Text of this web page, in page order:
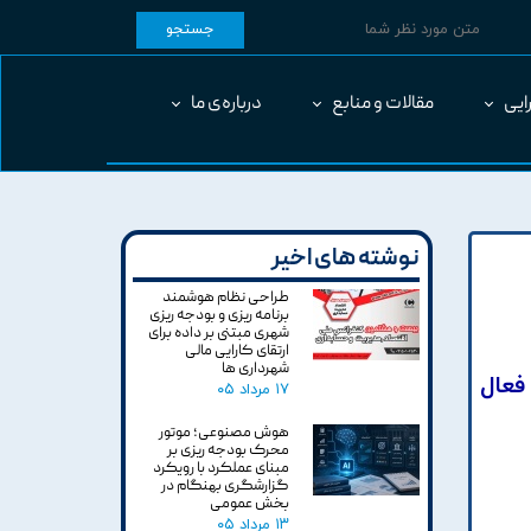
جستجو
مقالات و منابع درباره‌ی ما
نوشته های اخیر
طراحی نظام هوشمند
برنامه ریزی و بودجه ریزی
شهری مبتنی بر داده برای
ارتقای کارایی مالی
شهرداری ها
۱۷ مرداد ۰۵
هوش مصنوعی؛ موتور
محرک بودجه ریزی بر
مبنای عملکرد با رویکرد
گزارشگری بهنگام در
بخش عمومی
۱۳ مرداد ۰۵